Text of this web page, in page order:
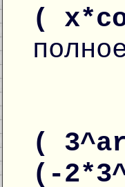
(
(
(-